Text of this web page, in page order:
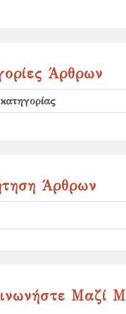
Άρθρων
Άρθρων
Μαζί